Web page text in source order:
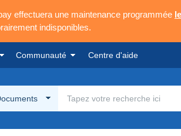
effectuera une maintenance programmée
indisponibles.
Communauté Centre d'aide